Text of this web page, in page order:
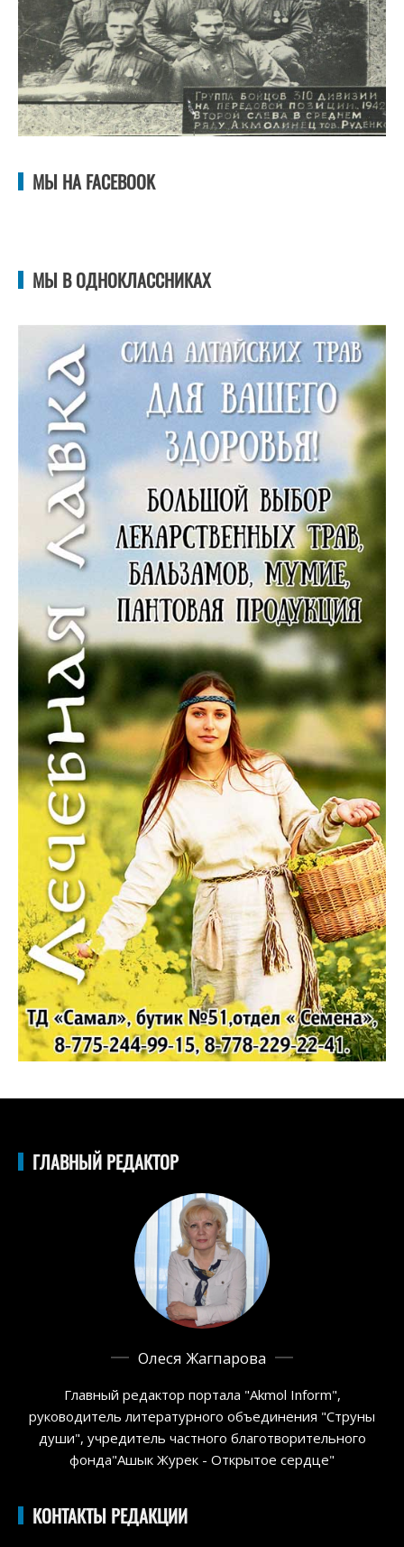
МЫ НА FACEBOOK
МЫ В ОДНОКЛАССНИКАХ
ГЛАВНЫЙ РЕДАКТОР
Олеся Жагпарова
Главный редактор портала "Akmol Inform",
руководитель литературного объединения "Струны
души", учредитель частного благотворительного
фонда"Ашык Журек - Открытое сердце"
КОНТАКТЫ РЕДАКЦИИ